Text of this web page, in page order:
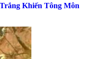
Khiến Tông Môn